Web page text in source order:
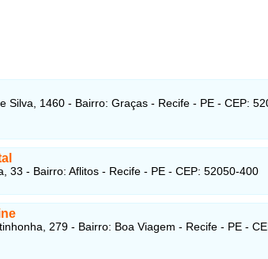
Silva, 1460 - Bairro: Graças - Recife - PE - CEP:
33 - Bairro: Aflitos - Recife - PE - CEP: 52050-400
279 - Bairro: Boa Viagem - Recife - PE -